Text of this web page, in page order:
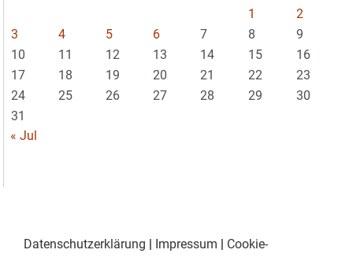
1
2
3
4 5 6 7 8
9
10
11 12 13 14 15
16
17
18 19 20 21 22
23
24
25 26 27 28 29
30
31
« Jul
Datenschutzerklärung Impressum
Cookie-